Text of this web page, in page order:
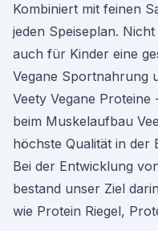
Kombiniert mit feinen
jeden Speiseplan.
auch für Kinder eine
Vegane Sportnahrung
Veety Vegane
beim Muskelaufbau
höchste Qualität in der
Bei der Entwicklung
bestand unser Ziel
wie Protein Riegel,